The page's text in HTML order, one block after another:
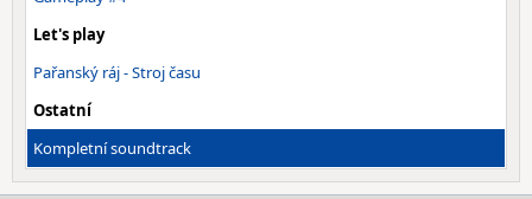
Let's play
Pařanský ráj - Stroj času
Ostatní
Kompletní soundtrack